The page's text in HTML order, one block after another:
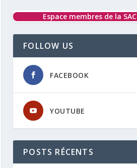
Espace membres de la SAC
FOLLOW US
FACEBOOK
YOUTUBE
POSTS RÉCENTS